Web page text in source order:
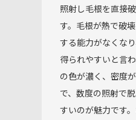
照射し毛根を直接
す。毛根が熱で破
する能力がなくな
得られやすいと言
の色が濃く、密度
で、数度の照射で
すいのが魅力です